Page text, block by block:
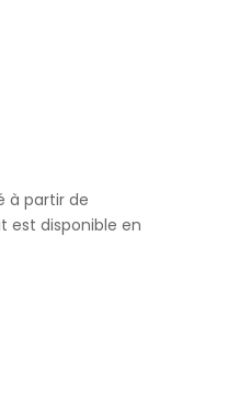
à partir de
est disponible en